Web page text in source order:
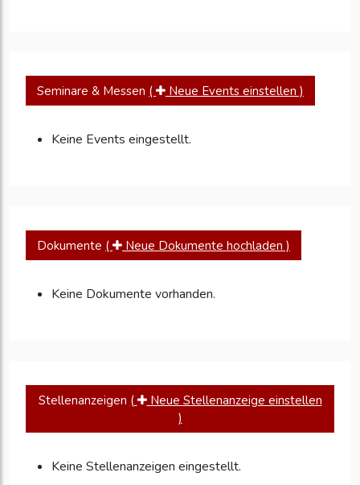
Seminare & Messen ( Neue Events einstellen )
Keine Events eingestellt.
Dokumente ( Neue Dokumente hochladen )
Keine Dokumente vorhanden.
Stellenanzeigen (
Neue Stellenanzeige einstellen
)
Keine Stellenanzeigen eingestellt.